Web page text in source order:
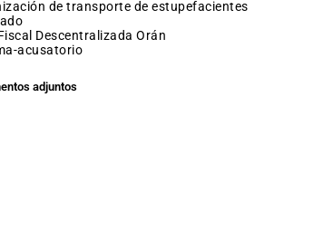
Fiscal Descentralizada Orán
acusatorio
adjuntos